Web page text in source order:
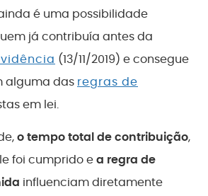
é uma possibilidade
já contribuía antes da
(13/11/2019) e consegue
alguma das regras de
em lei.
o tempo total de contribuição,
foi cumprido ea regra de
influenciam diretamente